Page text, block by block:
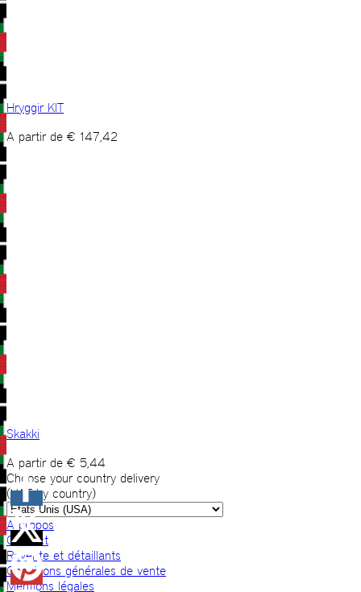
Hryggir KIT
A partir de € 147,42
Skakki
A partir de € 5,44
Choose your country delivery
(VAT by country)
A propos
Contact
Revente et détaillants
Conditions générales de vente
Mentions légales